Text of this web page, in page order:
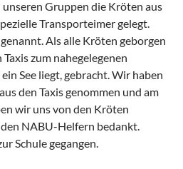
Gruppen die Kröten aus
Transporteimer gelegt.
Als alle Kröten geborgen
zum nahegelegenen
See liegt, gebracht. Wir haben
den Taxis genommen und am
wir uns von den Kröten
NABU-Helfern bedankt.
Schule gegangen.